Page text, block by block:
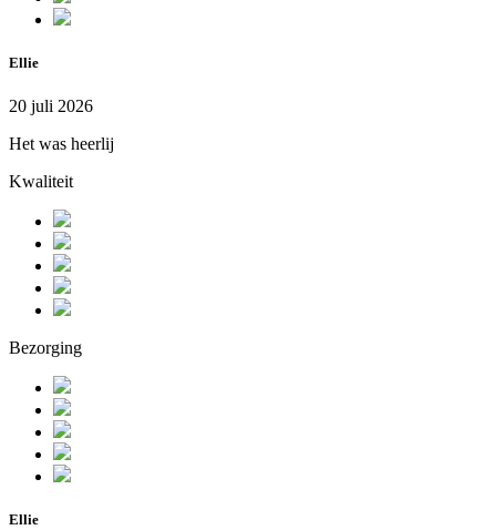
Ellie
20 juli 2026
Het was heerlij
Kwaliteit
Bezorging
Ellie